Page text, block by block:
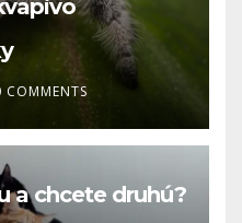
COMMENTS
a chcete druhú?